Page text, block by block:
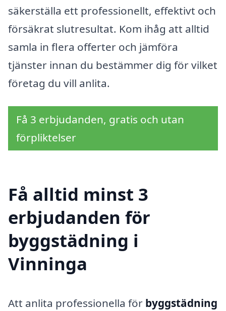
säkerställa ett professionellt, effektivt och
försäkrat slutresultat. Kom ihåg att alltid
samla in flera offerter och jämföra
tjänster innan du bestämmer dig för vilket
företag du vill anlita.
Få 3 erbjudanden, gratis och utan
förpliktelser
Få alltid minst 3
erbjudanden för
byggstädning i
Vinninga
Att anlita professionella för byggstädning